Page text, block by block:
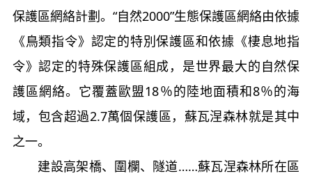
保護區網絡計劃。“自然2000”生態保護區網絡由依據
《鳥類指令》認定的特別保護區和依據《棲息地指
令》認定的特殊保護區組成，是世界最大的自然保
護區網絡。它覆蓋歐盟18％的陸地面積和8％的海
域，包含超過2.7萬個保護區，蘇瓦涅森林就是其中
之一。
建設高架橋、圍欄、隧道……蘇瓦涅森林所在區